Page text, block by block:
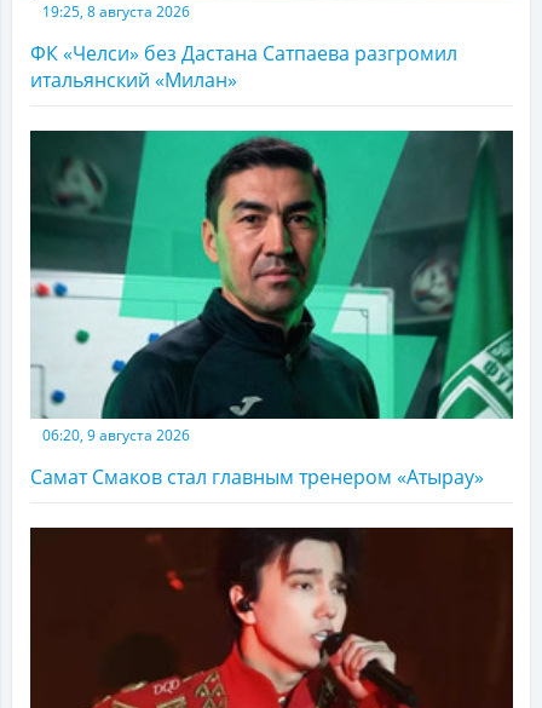
19:25, 8 августа 2026
ФК «Челси» без Дастана Сатпаева разгромил
итальянский «Милан»
06:20, 9 августа 2026
Самат Смаков стал главным тренером «Атырау»